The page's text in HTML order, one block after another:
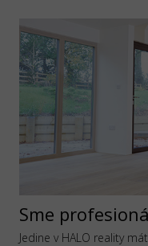
Sme
Jedine v HALO reality